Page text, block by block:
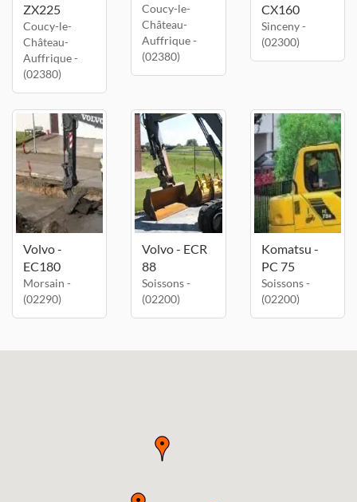
ZX225
Coucy-le-
Château-
Auffrique -
(02380)
Coucy-le-
Château-
Auffrique -
(02380)
CX160
Sinceny -
(02300)
Volvo -
EC180
Morsain -
(02290)
Volvo - ECR
88
Soissons -
(02200)
Komatsu -
PC 75
Soissons -
(02200)